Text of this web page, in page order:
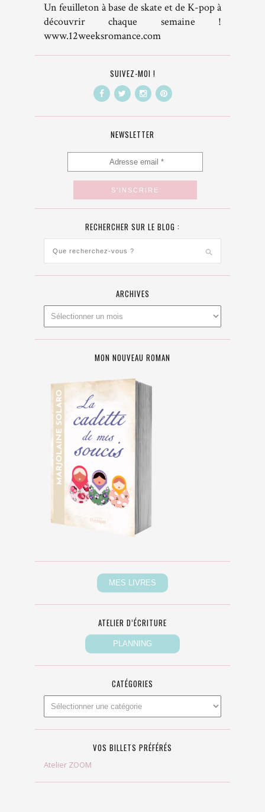
Un feuilleton à base de skate et de K-pop à
découvrir chaque semaine !
www.12weeksromance.com
SUIVEZ-MOI !
NEWSLETTER
RECHERCHER SUR LE BLOG :
ARCHIVES
MON NOUVEAU ROMAN
ATELIER D’ÉCRITURE
CATÉGORIES
VOS BILLETS PRÉFÉRÉS
Atelier ZOOM